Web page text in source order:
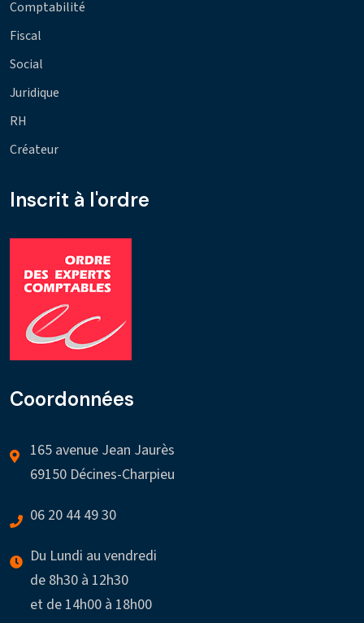
Comptabilité
Fiscal
Social
Juridique
RH
Créateur
Inscrit à l'ordre
Coordonnées
165 avenue Jean Jaurès
69150 Décines-Charpieu
06 20 44 49 30
Du Lundi au vendredi
de 8h30 à 12h30
et de 14h00 à 18h00